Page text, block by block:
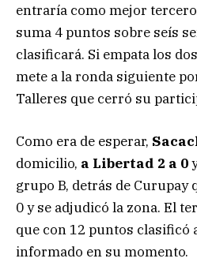
entraría como mejor
suma 4 puntos sobre seís
clasificará. Si empata los
mete a la ronda siguiente
Talleres que cerró su
Como era de esperar,
domicilio, a Libertad 2 a 0
grupo B, detrás de Curupay
0 y se adjudicó la zona. El
que con 12 puntos clasificó
informado en su momento.